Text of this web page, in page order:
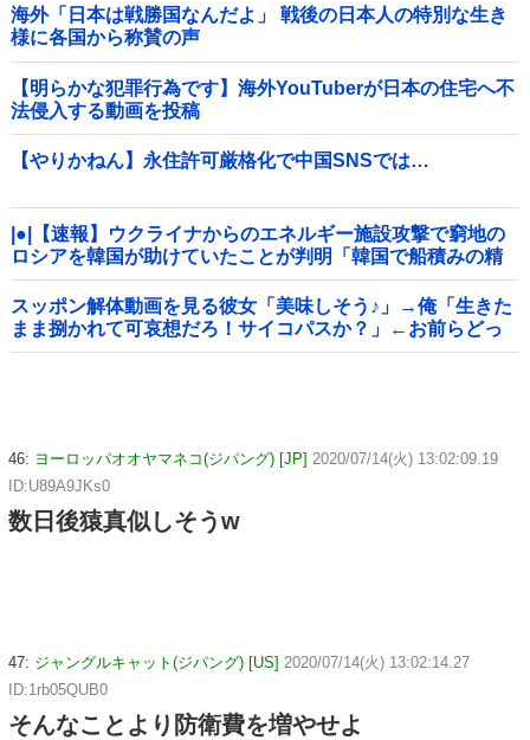
海外「日本は戦勝国なんだよ」 戦後の日本人の特別な生き
様に各国から称賛の声
【明らかな犯罪行為です】海外YouTuberが日本の住宅へ不
法侵入する動画を投稿
【やりかねん】永住許可厳格化で中国SNSでは…
|●|【速報】ウクライナからのエネルギー施設攻撃で窮地の
ロシアを韓国が助けていたことが判明「韓国で船積みの精
製油3万トンがロシア行き」
スッポン解体動画を見る彼女「美味しそう♪」→俺「生きた
まま捌かれて可哀想だろ！サイコパスか？」←お前らどっ
ち？
46: ヨーロッパオオヤマネコ(ジパング) [JP] 2020/07/14(火) 13:02:09.19
ID:U89A9JKs0
数日後猿真似しそうw
47: ジャングルキャット(ジパング) [US] 2020/07/14(火) 13:02:14.27
ID:1rb05QUB0
そんなことより防衛費を増やせよ